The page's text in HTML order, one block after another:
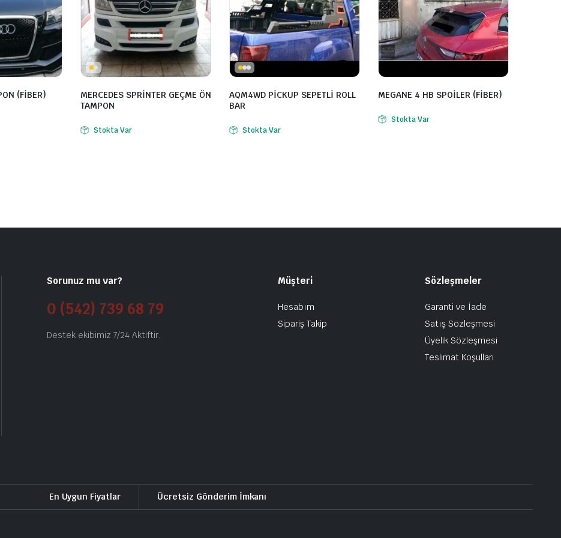
(FİBER)
MERCEDES SPRİNTER GEÇME ÖN
TAMPON
Stokta Var
AQM4WD PİCKUP SEPETLİ ROLL
BAR
Stokta Var
MEGANE 4 HB SPOİLER (FİBER)
Stokta Var
Sorunuz mu var?
0 (542) 739 68 79
Destek ekibimiz 7/24 Aktiftir.
Müşteri
Hesabım
Sipariş Takip
Sözleşmeler
Garanti ve İade
Satış Sözleşmesi
Üyelik Sözleşmesi
Teslimat Koşulları
En Uygun Fiyatlar Ücretsiz Gönderim İmkanı